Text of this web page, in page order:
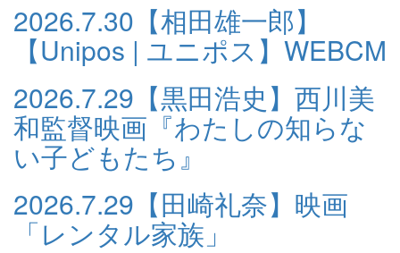
2026.7.30 【相田雄一郎】
【Unipos | ユニポス】WEBCM
2026.7.29 【黒田浩史】西川美
和監督映画『わたしの知らな
い子どもたち』
2026.7.29 【田崎礼奈】映画
「レンタル家族」